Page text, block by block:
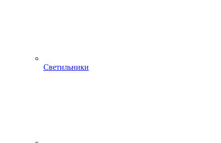
Светильники